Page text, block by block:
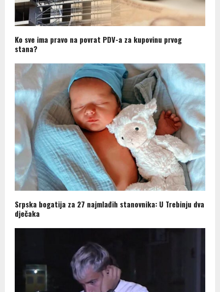
Ko sve ima pravo na povrat PDV-a za kupovinu prvog
stana?
Srpska bogatija za 27 najmlađih stanovnika: U Trebinju dva
dječaka